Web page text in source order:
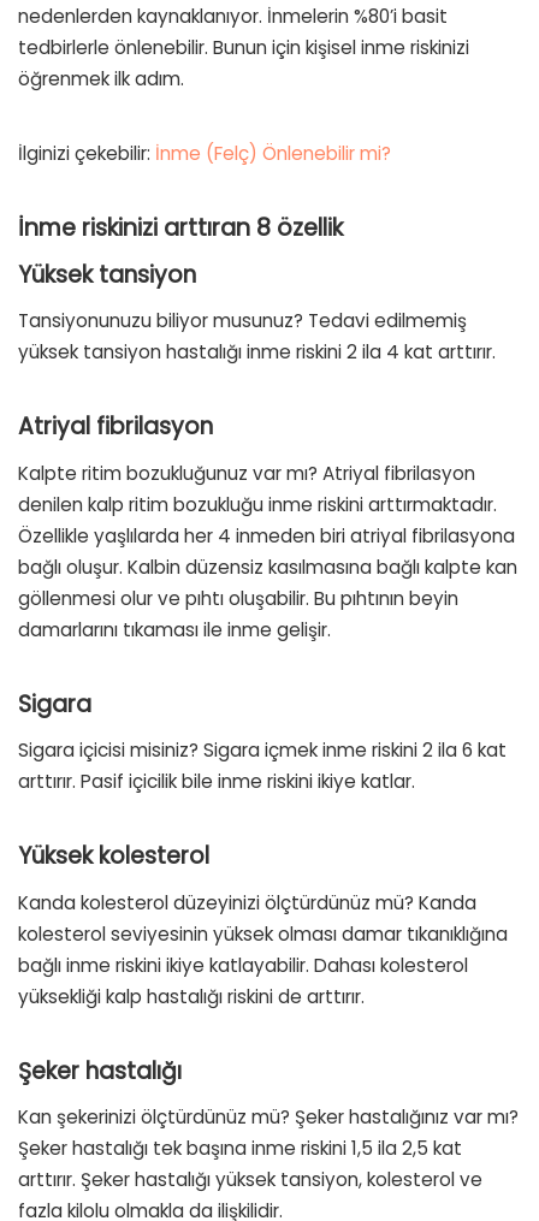
nedenlerden kaynaklanıyor. İnmelerin %80’i basit
tedbirlerle önlenebilir. Bunun için kişisel inme riskinizi
öğrenmek ilk adım.
İlginizi çekebilir: İnme (Felç) Önlenebilir mi?
İnme riskinizi arttıran 8 özellik
Yüksek tansiyon
Tansiyonunuzu biliyor musunuz? Tedavi edilmemiş
yüksek tansiyon hastalığı inme riskini 2 ila 4 kat arttırır.
Atriyal fibrilasyon
Kalpte ritim bozukluğunuz var mı? Atriyal fibrilasyon
denilen kalp ritim bozukluğu inme riskini arttırmaktadır.
Özellikle yaşlılarda her 4 inmeden biri atriyal fibrilasyona
bağlı oluşur. Kalbin düzensiz kasılmasına bağlı kalpte kan
göllenmesi olur ve pıhtı oluşabilir. Bu pıhtının beyin
damarlarını tıkaması ile inme gelişir.
Sigara
Sigara içicisi misiniz? Sigara içmek inme riskini 2 ila 6 kat
arttırır. Pasif içicilik bile inme riskini ikiye katlar.
Yüksek kolesterol
Kanda kolesterol düzeyinizi ölçtürdünüz mü? Kanda
kolesterol seviyesinin yüksek olması damar tıkanıklığına
bağlı inme riskini ikiye katlayabilir. Dahası kolesterol
yüksekliği kalp hastalığı riskini de arttırır.
Şeker hastalığı
Kan şekerinizi ölçtürdünüz mü? Şeker hastalığınız var mı?
Şeker hastalığı tek başına inme riskini 1,5 ila 2,5 kat
arttırır. Şeker hastalığı yüksek tansiyon, kolesterol ve
fazla kilolu olmakla da ilişkilidir.